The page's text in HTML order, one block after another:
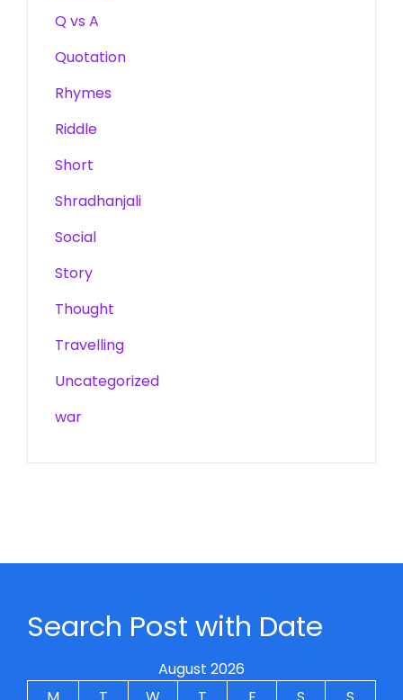
Q vs A
Quotation
Rhymes
Riddle
Short
Shradhanjali
Social
Story
Thought
Travelling
Uncategorized
war
Search Post with Date
August 2026